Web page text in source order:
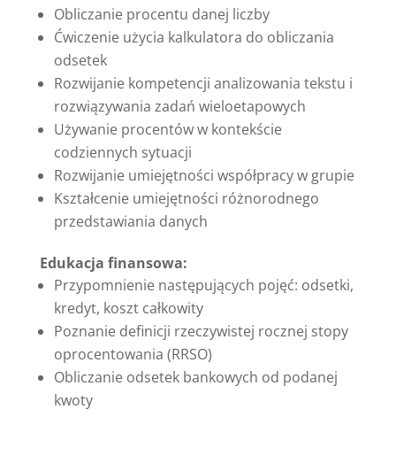
Obliczanie procentu danej liczby
Ćwiczenie użycia kalkulatora do obliczania
odsetek
Rozwijanie kompetencji analizowania tekstu i
rozwiązywania zadań wieloetapowych
Używanie procentów w kontekście
codziennych sytuacji
Rozwijanie umiejętności współpracy w grupie
Kształcenie umiejętności różnorodnego
przedstawiania danych
Edukacja finansowa:
Przypomnienie następujących pojęć: odsetki,
kredyt, koszt całkowity
Poznanie definicji rzeczywistej rocznej stopy
oprocentowania (RRSO)
Obliczanie odsetek bankowych od podanej
kwoty